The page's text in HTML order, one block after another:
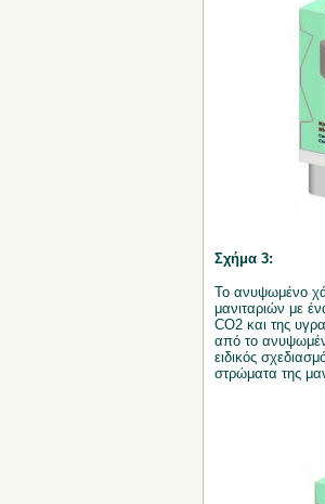
Σχήμα 3:
Το ανυψωμένο
μανιταριών με
CO2 και της
από το
ειδικός
στρώματα της